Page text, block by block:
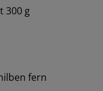
300 g
fern